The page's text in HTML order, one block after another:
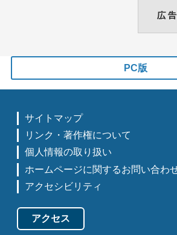
PC版
サイトマップ
リンク・著作権について
個人情報の取り扱い
ホームページに関するお問い合わ
アクセシビリティ
アクセス